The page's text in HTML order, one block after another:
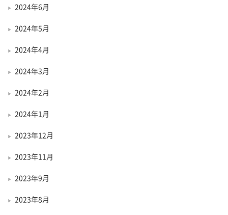
2024年6月
2024年5月
2024年4月
2024年3月
2024年2月
2024年1月
2023年12月
2023年11月
2023年9月
2023年8月